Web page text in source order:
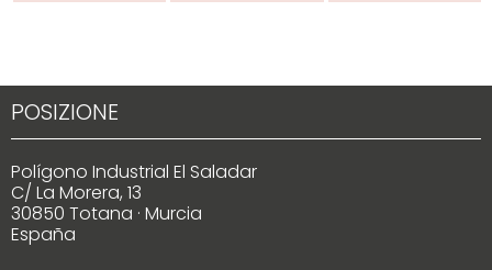
POSIZIONE
Polígono Industrial El Saladar
C/ La Morera, 13
30850 Totana · Murcia
España